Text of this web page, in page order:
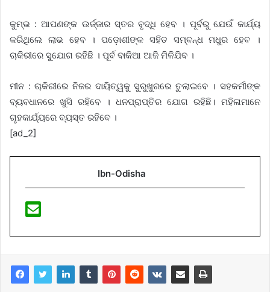
କୁମ୍ଭ : ଆପଣଙ୍କ ଉର୍ଜ୍ଜାର ସ୍ତର ବୃଦ୍ଧି ହେବ । ପୂର୍ବରୁ ଯେଉଁ କାର୍ଯ୍ୟ
କରିଥିଲେ ଲାଭ ହେବ । ପଡ଼ୋଶୀଙ୍କ ସହିତ ସମ୍ବନ୍ଧ ମଧୁର ହେବ ।
ଚାକିରୀରେ ସୁଯୋଗ ରହିଛି । ପୂର୍ବ ବାକିଆ ଆଜି ମିଳିଯିବ ।
ମୀନ : ଚାକିରୀରେ ନିଜର ଦାୟିତ୍ୱକୁ ସୁରୁଖୁରରେ ତୁଲାଇବେ । ସହକର୍ମୀଙ୍କ
ବ୍ୟବଧାନରେ ଖୁସି ରହିବେ । ଧନପ୍ରାପ୍ତିର ଯୋଗ ରହିଛି। ମହିଳାମାନେ
ଗୃହକାର୍ଯ୍ୟରେ ବ୍ୟସ୍ତ ରହିବେ ।
[ad_2]
Ibn-Odisha